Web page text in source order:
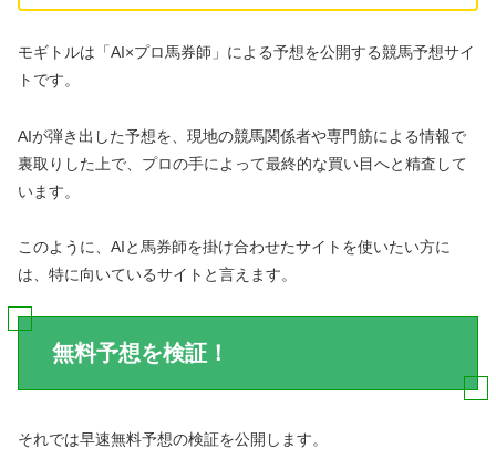
モギトルは「AI×プロ馬券師」による予想を公開する競馬予想サイ
トです。
AIが弾き出した予想を、現地の競馬関係者や専門筋による情報で
裏取りした上で、プロの手によって最終的な買い目へと精査して
います。
このように、AIと馬券師を掛け合わせたサイトを使いたい方に
は、特に向いているサイトと言えます。
無料予想を検証！
それでは早速無料予想の検証を公開します。